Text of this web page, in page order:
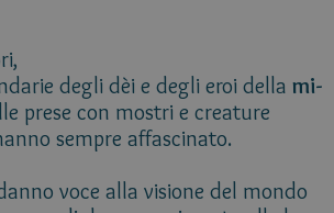
degli dèi e degli eroi della mi­
prese con mostri e creature
sempre affascinato.
voce alla visione del mondo